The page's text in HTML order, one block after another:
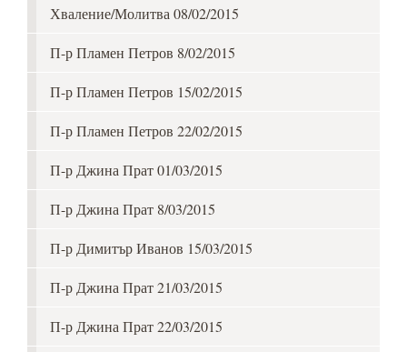
Хваление/Молитва 08/02/2015
П-р Пламен Петров 8/02/2015
П-р Пламен Петров 15/02/2015
П-р Пламен Петров 22/02/2015
П-р Джина Прат 01/03/2015
П-р Джина Прат 8/03/2015
П-р Димитър Иванов 15/03/2015
П-р Джина Прат 21/03/2015
П-р Джина Прат 22/03/2015